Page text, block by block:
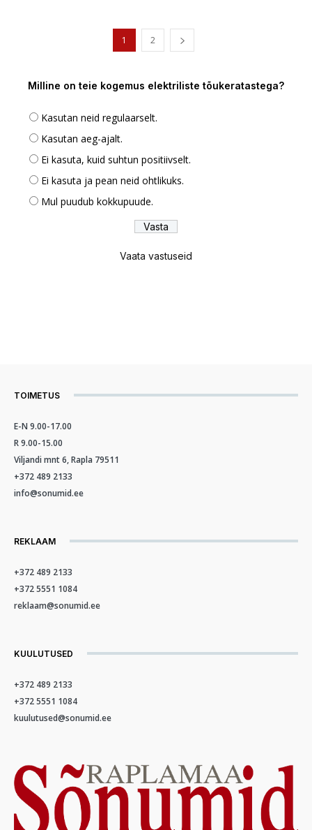
1 2
Milline on teie kogemus elektriliste tõukeratastega?
Kasutan neid regulaarselt.
Kasutan aeg-ajalt.
Ei kasuta, kuid suhtun positiivselt.
Ei kasuta ja pean neid ohtlikuks.
Mul puudub kokkupuude.
Vaata vastuseid
TOIMETUS
E-N 9.00-17.00
R 9.00-15.00
Viljandi mnt 6, Rapla 79511
+372 489 2133
info@sonumid.ee
REKLAAM
+372 489 2133
+372 5551 1084
reklaam@sonumid.ee
KUULUTUSED
+372 489 2133
+372 5551 1084
kuulutused@sonumid.ee